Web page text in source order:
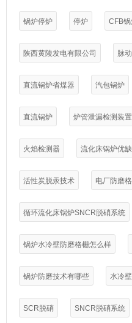
锅炉停炉 停炉 CFB
陕西黄陵发电有限公司 脉
直流锅炉省煤器 汽包锅炉
直流锅炉 炉管泄漏检测装置
火焰检测器 流化床锅炉优
活性炭脱汞技术 电厂防磨
循环流化床锅炉SNCR脱硝系统
锅炉水冷壁防磨格栅怎么样
锅炉防磨技术有哪些 水冷
SCR脱硝 SNCR脱硝系统